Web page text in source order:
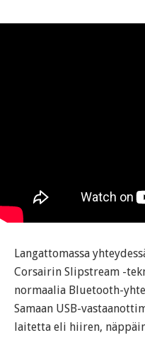
Langattomassa
Corsairin Slipstream -
normaalia Bluetooth-
Samaan USB-
laitetta eli hiiren,